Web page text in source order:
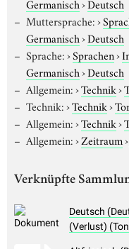
Germanisch›Deutsch
Muttersprache:›
Germanisch›Deutsch
Sprache:›Sprachen›
Germanisch›Deutsch
Allgemein:›Technik›
Technik:›Technik›
Allgemein:›Technik›
Allgemein:›Zeitraum›
Verknüpfte
Deutsch
(Verlust)